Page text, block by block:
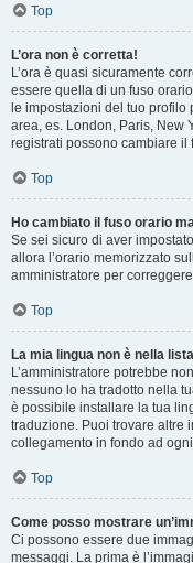
Top
L’ora non è corretta!
L’ora è quasi sicuramente
essere quella di un fuso
le impostazioni del tuo
area, es. London, Paris, New
registrati possono cambiare
Top
Ho cambiato il fuso orario
Se sei sicuro di aver
allora l’orario memorizzato
amministratore per
Top
La mia lingua non è nella
L’amministratore potrebbe
nessuno lo ha tradotto nella
è possibile installare la tua
traduzione. Puoi trovare altre
collegamento in fondo ad
Top
Come posso mostrare
Ci possono essere due
messaggi. La prima è